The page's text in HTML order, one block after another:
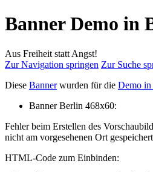
Banner Demo in
Aus Freiheit statt Angst!
Zur Navigation springen Zur Suche
Diese Bannerwurden für die Demo in
Banner Berlin 468x60:
Fehler beim Erstellen des
nicht am vorgesehenen Ort
HTML-Code zum Einbinden: